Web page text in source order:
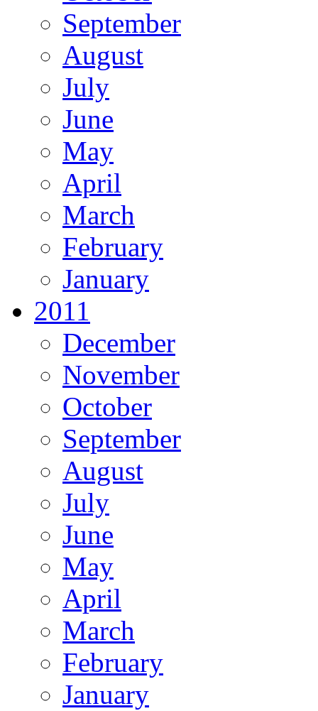
September
August
July
June
May
April
March
February
January
2011
December
November
October
September
August
July
June
May
April
March
February
January